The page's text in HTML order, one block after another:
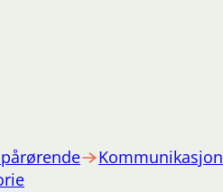
Kommunikasjon